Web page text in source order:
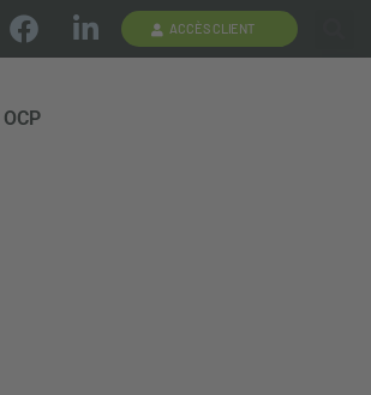
ACCÈS CLIENT